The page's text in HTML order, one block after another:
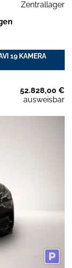
Zentrallager
19 KAMERA
52.828,00 €
ausweisbar